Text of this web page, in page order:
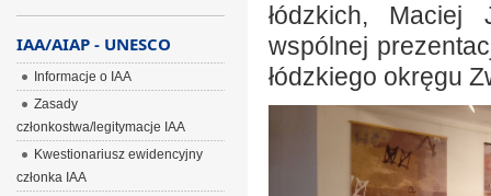
łódzkich, Maciej
wspólnej
łódzkiego okręgu
IAA/AIAP - UNESCO
Informacje o IAA
Zasady
członkostwa/legitymacje IAA
Kwestionariusz ewidencyjny
członka IAA